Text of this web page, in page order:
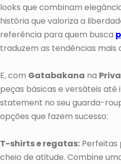
looks que combinam
história que valoriza a
referência para quem busca
traduzem as tendências mais
E, com Gatabakana na
peças básicas e versáteis até
statement no seu guarda-
opções que fazem sucesso:
T-shirts e regatas: Perfeitas
cheio de atitude. Combine